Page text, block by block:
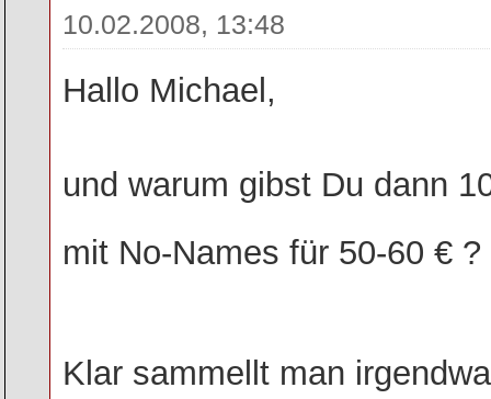
10.02.2008, 13:48
Hallo Michael,
und warum gibst Du dann
mit No-Names für 50-60 € ?
Klar sammellt man